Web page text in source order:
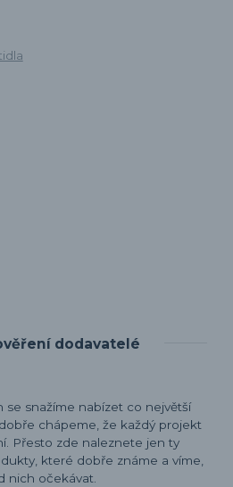
dodavatelé
se snažíme nabízet co největší
chápeme, že každý projekt
Přesto zde naleznete jen ty
které dobře známe a víme,
nich očekávat.